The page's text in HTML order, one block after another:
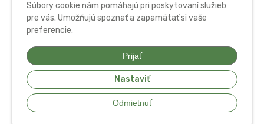
Súbory cookie nám pomáhajú pri poskytovaní služieb
pre vás. Umožňujú spoznať a zapamätať si vaše
preferencie.
Prijať
Nastaviť
Odmietnuť
Ochrana osobných údajov
© 2026 Bio potraviny, zdravá výživa a doplnky • tvorba eshopu cez